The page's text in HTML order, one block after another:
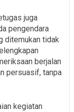
juga
pengendara
ditemukan tidak
berjalan
persuasif, tanpa
kegiatan